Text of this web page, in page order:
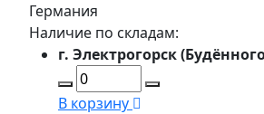
Германия
Наличие по складам:
г. Электрогорск
В корзину